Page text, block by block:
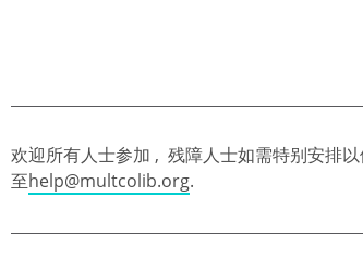
欢迎所有人士参加 , 残障人士如需特别安排
至help@multcolib.org.